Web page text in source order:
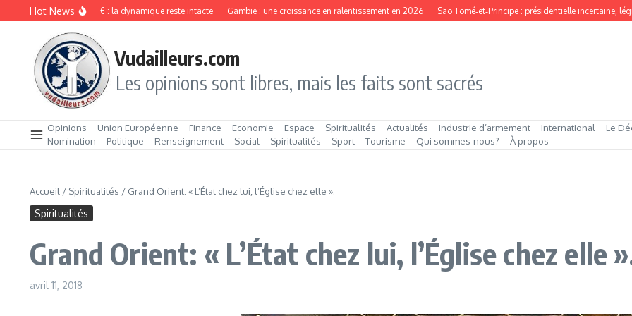
Aller au contenu
Hot News
Agricole vise les 20 € : la dynamique reste intacte Gambie : une croissance en ralentissement en 2026 São Tomé‑et‑Principe : présidentielle incertaine,
Vudailleurs.com
Les opinions sont libres, mais les faits sont sacrés
Opinions Union Européenne Finance Economie Espace Spiritualités Actualités Industrie d’armement International
Le
Nomination
Politique Renseignement Social Spiritualités Sport Tourisme Qui sommes‑nous? À propos
Accueil / Spiritualités / Grand Orient: « L’État chez lui, l’Église chez elle ».
Spiritualités
Grand Orient: « L’État chez lui, l’Église chez elle
avril 11, 2018